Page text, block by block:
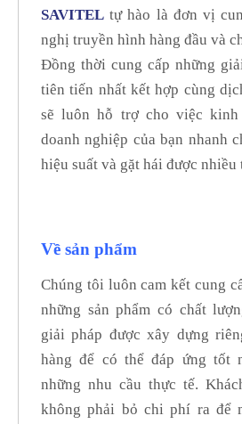
SAVITEL tự hào là đơn vị
nghị truyền hình hàng đầu và
Đồng thời cung cấp những
tiên tiến nhất kết hợp cùng
sẽ luôn hỗ trợ cho việc kinh
doanh nghiệp của bạn nhanh
hiệu suất và gặt hái được nhiều
Về sản phẩm
Chúng tôi luôn cam kết cung
những sản phẩm có chất
giải pháp được xây dựng
hàng để có thể đáp ứng tốt
những nhu cầu thực tế.
không phải bỏ chi phí ra để